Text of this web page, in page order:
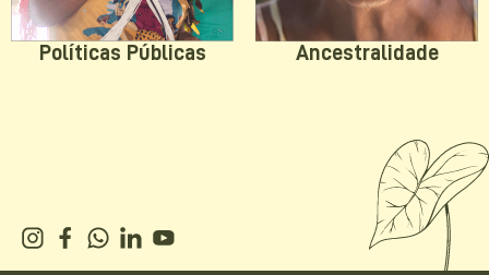
Políticas Públicas Ancestralidade